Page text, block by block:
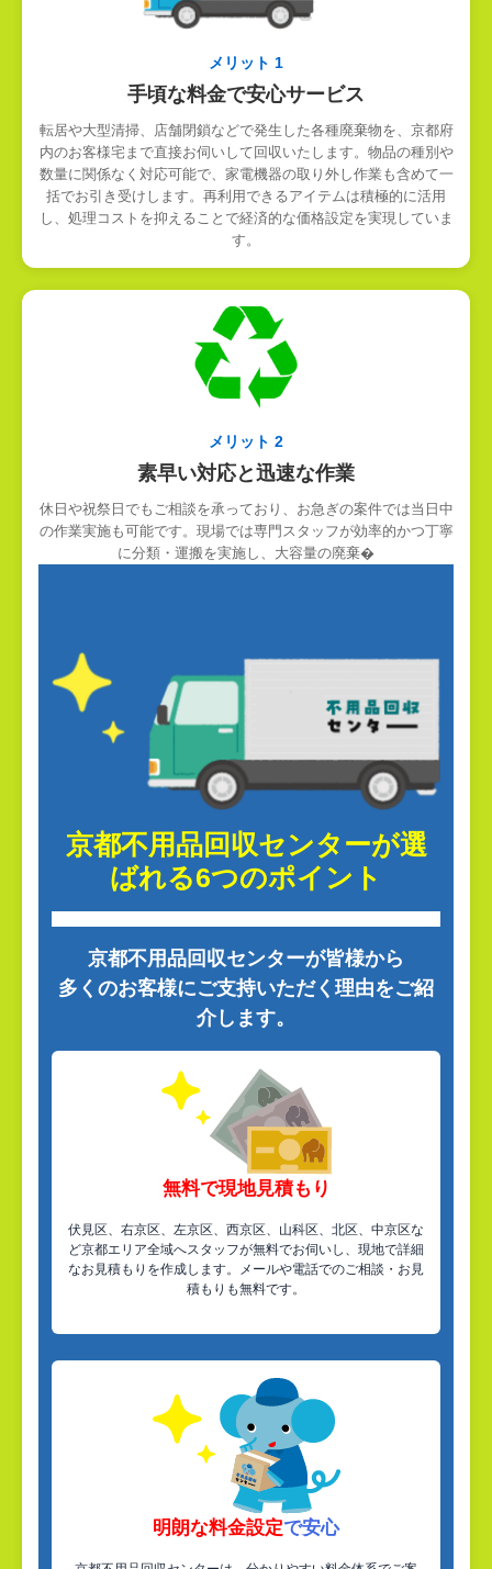
メリット 1
手頃な料金で安心サービス
転居や大型清掃、店舗閉鎖などで発生した各種廃棄物を、京都府
内のお客様宅まで直接お伺いして回収いたします。物品の種別や
数量に関係なく対応可能で、家電機器の取り外し作業も含めて一
括でお引き受けします。再利用できるアイテムは積極的に活用
し、処理コストを抑えることで経済的な価格設定を実現していま
す。
メリット 2
素早い対応と迅速な作業
休日や祝祭日でもご相談を承っており、お急ぎの案件では当日中
の作業実施も可能です。現場では専門スタッフが効率的かつ丁寧
に分類・運搬を実施し、大容量の廃棄�
京都不用品回収センターが選
ばれる6つのポイント
京都不用品回収センターが皆様から
多くのお客様にご支持いただく理由をご紹
介します。
無料で現地見積もり
伏見区、右京区、左京区、西京区、山科区、北区、中京区な
ど京都エリア全域へスタッフが無料でお伺いし、現地で詳細
なお見積もりを作成します。メールや電話でのご相談・お見
積もりも無料です。
明朗な料金設定で安心